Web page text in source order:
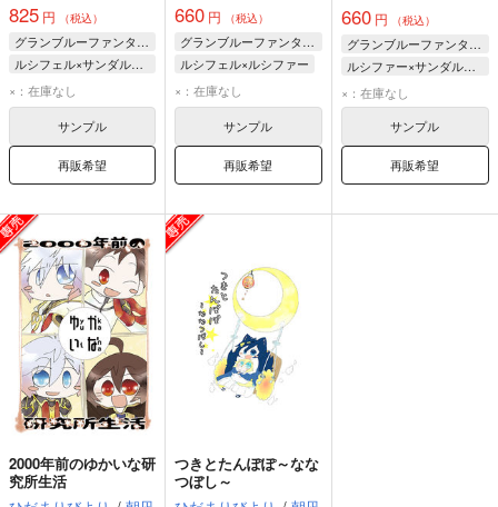
825 円 （税込）
グランブルーファンタジー
ルシフェル×サンダルフォン
サンダルフォン
ルシフェル
ルシファー
×：在庫なし
サンプル
再販希望
660 円 （税込）
グランブルーファンタジー
ルシフェル×ルシファー
ルシフェル
ルシファー
ルシオ
×：在庫なし
サンプル
再販希望
660円 （税込）
グランブルーファンタジー
ルシファー×サンダルフォン
サンダルフォン
ルシファー
ルシオ
×：在庫なし
サンプル
再販希望
2000年前のゆかいな研
究所生活
つきとたんぽぽ～なな
つぼし～